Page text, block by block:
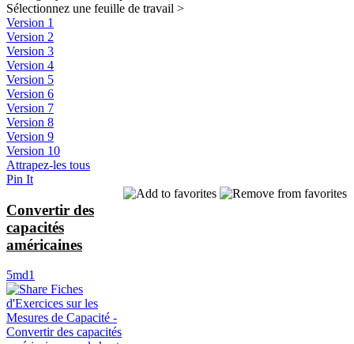
Sélectionnez une feuille de travail >
Version 1
Version 2
Version 3
Version 4
Version 5
Version 6
Version 7
Version 8
Version 9
Version 10
Attrapez-les tous
Pin It
Convertir des
capacités
américaines
5md1